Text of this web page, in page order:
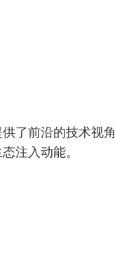
了前沿的技术视
注入动能。